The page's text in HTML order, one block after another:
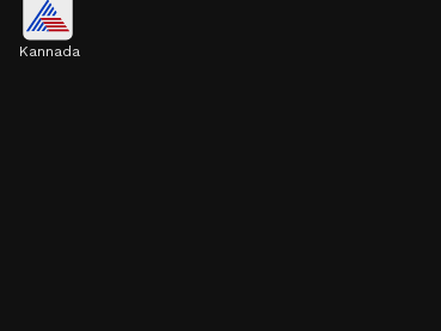
Kannada